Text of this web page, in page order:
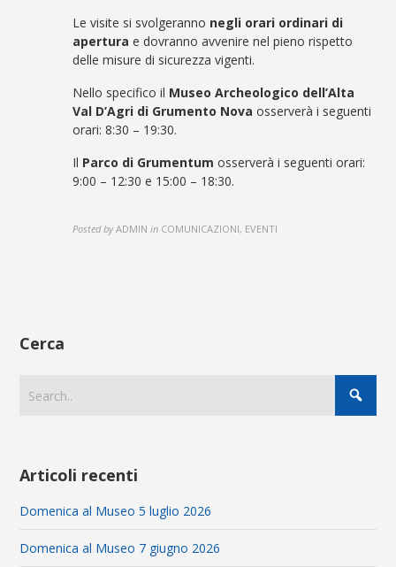
Le visite si svolgeranno negli orari ordinari di
apertura e dovranno avvenire nel pieno rispetto
delle misure di sicurezza vigenti.
Nello specifico il Museo Archeologico dell’Alta
Val D’Agri di Grumento Nova osserverà i seguenti
orari: 8:30 – 19:30.
Il Parco di Grumentum osserverà i seguenti orari:
9:00 – 12:30 e 15:00 – 18:30.
Posted by ADMIN in COMUNICAZIONI, EVENTI
Cerca
Articoli recenti
Domenica al Museo 5 luglio 2026
Domenica al Museo 7 giugno 2026